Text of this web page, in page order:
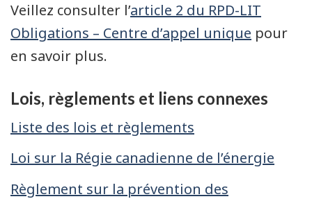
Veillez consulter l’article 2 du RPD-LIT
Obligations – Centre d’appel unique pour
en savoir plus.
Lois, règlements et liens connexes
Liste des lois et règlements
Loi sur la Régie canadienne de l’énergie
Règlement sur la prévention des